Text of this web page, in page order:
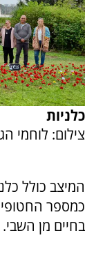
כלניות
צילום: לוחמי
המיצב כולל
כמספר
בחיים מן השבי.